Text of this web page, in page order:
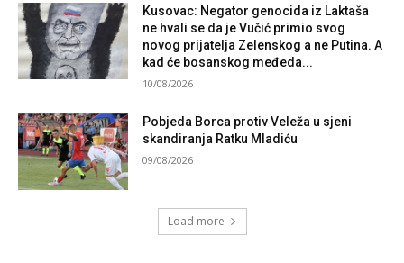
Kusovac: Negator genocida iz Laktaša
ne hvali se da je Vučić primio svog
novog prijatelja Zelenskog a ne Putina. A
kad će bosanskog međeda...
10/08/2026
Pobjeda Borca protiv Veleža u sjeni
skandiranja Ratku Mladiću
09/08/2026
Load more